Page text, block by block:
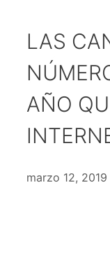
LAS
AÑO
marzo 12, 2019